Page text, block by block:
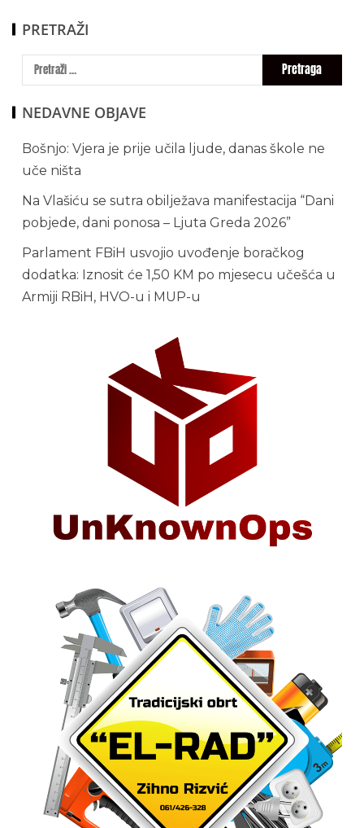
PRETRAŽI
NEDAVNE OBJAVE
Bošnjo: Vjera je prije učila ljude, danas škole ne
uče ništa
Na Vlašiću se sutra obilježava manifestacija “Dani
pobjede, dani ponosa – Ljuta Greda 2026”
Parlament FBiH usvojio uvođenje boračkog
dodatka: Iznosit će 1,50 KM po mjesecu učešća u
Armiji RBiH, HVO-u i MUP-u